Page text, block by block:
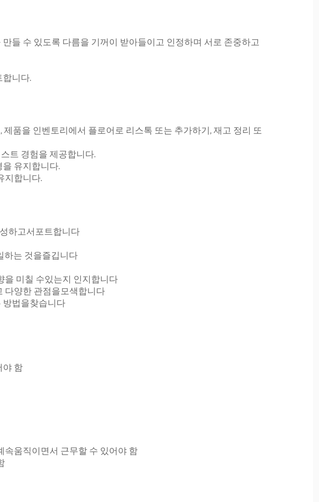
들 수 있도록 다름을 기꺼이 받아들이고 인정하며 서로 존중하고
합니다.
품을 인벤토리에서 플로어로 리스톡 또는 추가하기, 재고 정리 또
트 경험을 제공합니다.
유지합니다.
지합니다.
하고서포트합니다
하는 것을즐깁니다
을 미칠 수있는지 인지합니다
다양한 관점을모색합니다
방법을찾습니다
야 함
속움직이면서 근무할 수 있어야 함